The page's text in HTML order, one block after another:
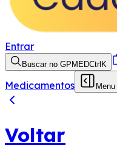
Entrar
Buscar no GPMEDCtrl K
Medicamentos
Menu
Voltar